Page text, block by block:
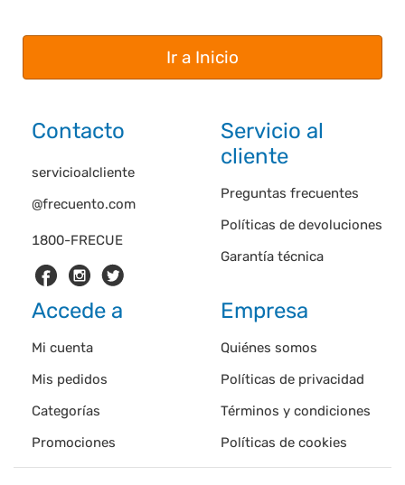
Ir a Inicio
Contacto
1800-FRECUE
servicioalcliente
@frecuento.com
Servicio al
cliente
Preguntas frecuentes
Políticas de devoluciones
Garantía técnica
Accede a
Mi cuenta
Mis pedidos
Categorías
Promociones
Empresa
Quiénes somos
Políticas de privacidad
Términos y condiciones
Políticas de cookies